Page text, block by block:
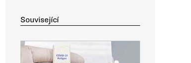
Související